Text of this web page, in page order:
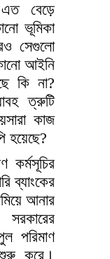
বেড়ে
ভূমিকা
সেগুলো
আইনি
কি না?
ত্রুটি
কাজ
হয়েছে?
ব্যাংকের
আনার
পরিমাণ
করে।